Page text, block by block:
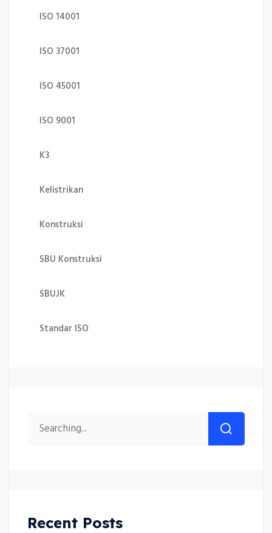
ISO 14001
ISO 37001
ISO 45001
ISO 9001
K3
Kelistrikan
Konstruksi
SBU Konstruksi
SBUJK
Standar ISO
Recent Posts